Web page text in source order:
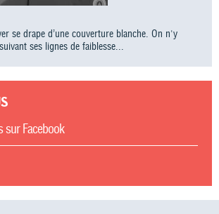
se drape d’une couverture blanche. On n'y
ses lignes de faiblesse...
sur Facebook